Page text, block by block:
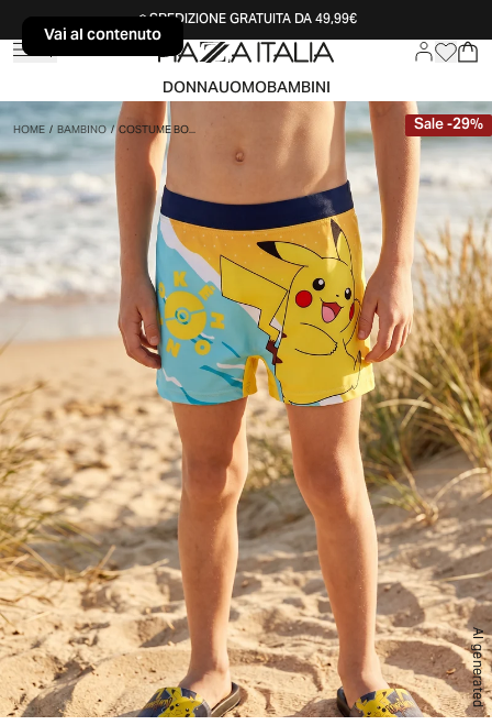
Vai al contenutoSPEDIZIONE GRATUITA DA 49,99€
DONNAUOMOBAMBINI
HOME/BAMBINO/COSTUME BO...
AI generated
Sale-29%
Vai al contenuto